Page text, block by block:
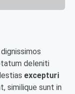
deleniti
excepturi
similique sunt in